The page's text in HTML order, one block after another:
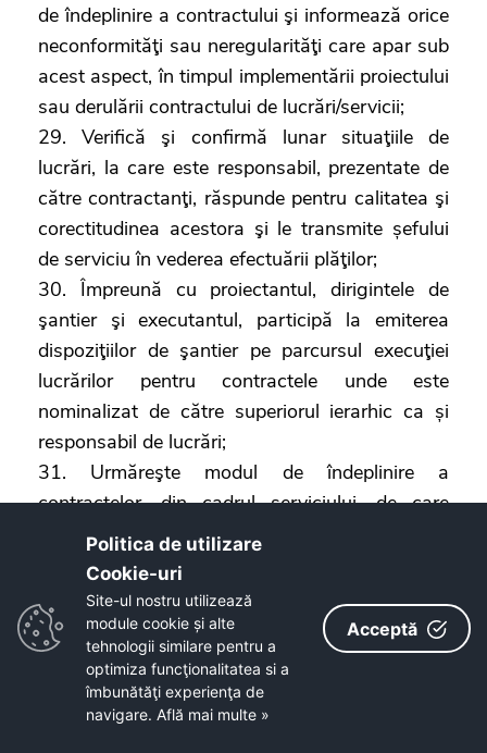
de îndeplinire a contractului şi informează orice
neconformităţi sau neregularităţi care apar sub
acest aspect, în timpul implementării proiectului
sau derulării contractului de lucrări/servicii;
29. Verifică şi confirmă lunar situaţiile de
lucrări, la care este responsabil, prezentate de
către contractanţi, răspunde pentru calitatea şi
corectitudinea acestora şi le transmite șefului
de serviciu în vederea efectuării plăţilor;
30. Împreună cu proiectantul, dirigintele de
şantier şi executantul, participă la emiterea
dispoziţiilor de şantier pe parcursul execuţiei
lucrărilor pentru contractele unde este
nominalizat de către superiorul ierarhic ca și
responsabil de lucrări;
31. Urmăreşte modul de îndeplinire a
contractelor, din cadrul serviciului, de care
răspunde în calitate de responsabil de
contract/lucrări și întocmește documente
justificative în vederea încheierii actelor
adiţionale la contractele în derulare, dacă este
cazul pentru lucrările unde este nominalizat de
către superiorul ierarhic ca și responsabil de
lucrări;
Politica de utilizare
Cookie-uri‎
Site-ul nostru utilizează
module cookie și alte
tehnologii similare pentru a
optimiza funcţionalitatea si a
îmbunătăţi experienţa de
navigare. Află mai multe »
Acceptă